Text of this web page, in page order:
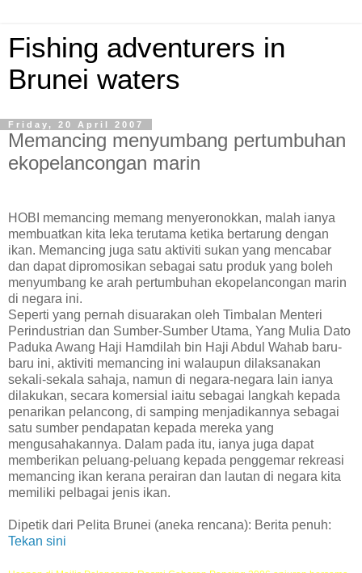
Fishing adventurers in
Brunei waters
Friday, 20 April 2007
Memancing menyumbang pertumbuhan
ekopelancongan marin
HOBI memancing memang menyeronokkan, malah ianya
membuatkan kita leka terutama ketika bertarung dengan
ikan. Memancing juga satu aktiviti sukan yang mencabar
dan dapat dipromosikan sebagai satu produk yang boleh
menyumbang ke arah pertumbuhan ekopelancongan marin
di negara ini.
Seperti yang pernah disuarakan oleh Timbalan Menteri
Perindustrian dan Sumber-Sumber Utama, Yang Mulia Dato
Paduka Awang Haji Hamdilah bin Haji Abdul Wahab baru-
baru ini, aktiviti memancing ini walaupun dilaksanakan
sekali-sekala sahaja, namun di negara-negara lain ianya
dilakukan, secara komersial iaitu sebagai langkah kepada
penarikan pelancong, di samping menjadikannya sebagai
satu sumber pendapatan kepada mereka yang
mengusahakannya. Dalam pada itu, ianya juga dapat
memberikan peluang-peluang kepada penggemar rekreasi
memancing ikan kerana perairan dan lautan di negara kita
memiliki pelbagai jenis ikan.
Dipetik dari Pelita Brunei (aneka rencana): Berita penuh:
Tekan sini